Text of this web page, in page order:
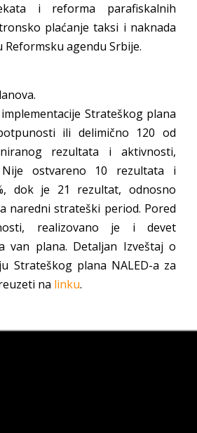
i reforma parafiskalnih
plaćanje taksi i naknada
agendu Srbije.
Strateškog plana
ili delimično 120 od
rezultata i aktivnosti,
Nije ostvareno 10 rezultata i
dok je 21 rezultat, odnosno
naredni strateški period. Pored
realizovano je i devet
van plana. Detaljan Izveštaj o
Strateškog plana NALED-a za
na linku.